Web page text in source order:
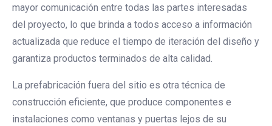
mayor comunicación entre todas las partes interesadas
del proyecto, lo que brinda a todos acceso a información
actualizada que reduce el tiempo de iteración del diseño y
garantiza productos terminados de alta calidad.
La prefabricación fuera del sitio es otra técnica de
construcción eficiente, que produce componentes e
instalaciones como ventanas y puertas lejos de su